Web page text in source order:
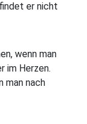
er nicht
wenn man
im Herzen.
man nach